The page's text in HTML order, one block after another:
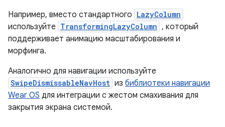
Например, вместо стандартного LazyColumn
используйте TransformingLazyColumn , который
поддерживает анимацию масштабирования и
морфинга.
Аналогично для навигации используйте
SwipeDismissableNavHost из библиотеки навигации
Wear OS для интеграции с жестом смахивания для
закрытия экрана системой.